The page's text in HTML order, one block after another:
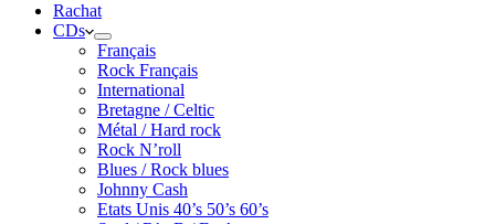
Rachat
CDs
Français
Rock Français
International
Bretagne / Celtic
Métal / Hard rock
Rock N’roll
Blues / Rock blues
Johnny Cash
Etats Unis 40’s 50’s 60’s